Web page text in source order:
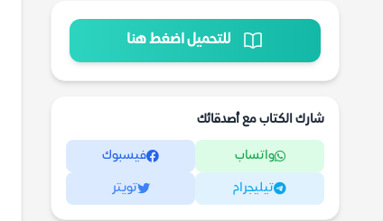
للتحميل اضغط هنا
شارك الكتاب مع أصدقائك
واتساب فيسبوك
تيليجرام تويتر